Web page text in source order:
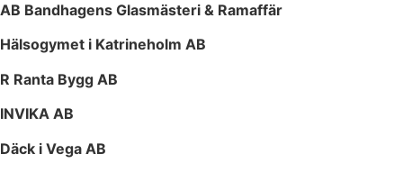
AB Bandhagens Glasmästeri & Ramaffär
Hälsogymet i Katrineholm AB
R Ranta Bygg AB
INVIKA AB
Däck i Vega AB